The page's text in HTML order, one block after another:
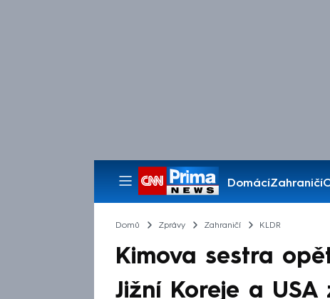
DomácíZahraničí
Pořady
Domů Zprávy Zahraničí KLDR
Kimova sestra
Jižní Koreje a